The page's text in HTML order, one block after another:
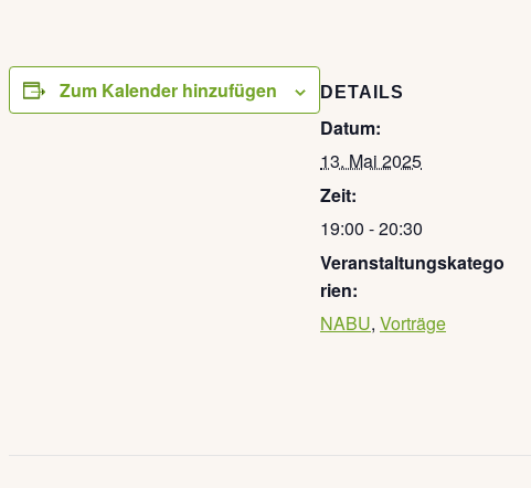
Zum Kalender hinzufügen DETAILS
Datum:
13. Mai 2025
Zeit:
19:00 - 20:30
Veranstaltungskatego
rien:
NABU, Vorträge